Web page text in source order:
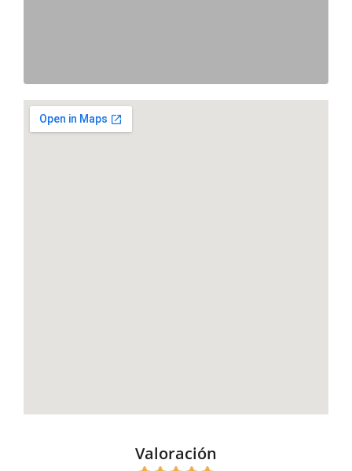
Valoración